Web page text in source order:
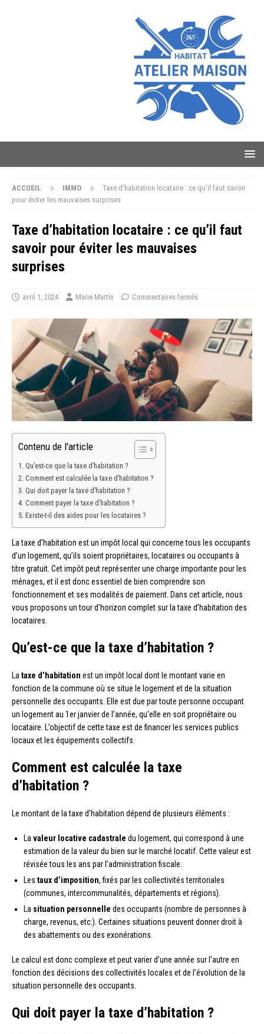
ACCUEIL IMMO
Taxe d’habitation locataire : ce qu’il faut savoir
pour éviter les mauvaises surprises
Taxe d’habitation locataire : ce qu’il faut
savoir pour éviter les mauvaises
surprises
avril 1, 2024 Marie Martin Commentaires fermés
Contenu de l'article
Qu’est-ce que la taxe d’habitation ?
Comment est calculée la taxe d’habitation ?
Qui doit payer la taxe d’habitation ?
Comment payer la taxe d’habitation ?
Existe-t-il des aides pour les locataires ?
La taxe d’habitation est un impôt local qui concerne tous les occupants
d’un logement, qu’ils soient propriétaires, locataires ou occupants à
titre gratuit. Cet impôt peut représenter une charge importante pour les
ménages, et il est donc essentiel de bien comprendre son
fonctionnement et ses modalités de paiement. Dans cet article, nous
vous proposons un tour d’horizon complet sur la taxe d’habitation des
locataires.
Qu’est-ce que la taxe d’habitation ?
La taxe d’habitation est un impôt local dont le montant varie en
fonction de la commune où se situe le logement et de la situation
personnelle des occupants. Elle est due par toute personne occupant
un logement au 1er janvier de l’année, qu’elle en soit propriétaire ou
locataire. L’objectif de cette taxe est de financer les services publics
locaux et les équipements collectifs.
Comment est calculée la taxe
d’habitation ?
Le montant de la taxe d’habitation dépend de plusieurs éléments :
La valeur locative cadastrale du logement, qui correspond à une
estimation de la valeur du bien sur le marché locatif. Cette valeur est
révisée tous les ans par l’administration fiscale.
Les taux d’imposition, fixés par les collectivités territoriales
(communes, intercommunalités, départements et régions).
La situation personnelle des occupants (nombre de personnes à
charge, revenus, etc.). Certaines situations peuvent donner droit à
des abattements ou des exonérations.
Le calcul est donc complexe et peut varier d’une année sur l’autre en
fonction des décisions des collectivités locales et de l’évolution de la
situation personnelle des occupants.
Qui doit payer la taxe d’habitation ?